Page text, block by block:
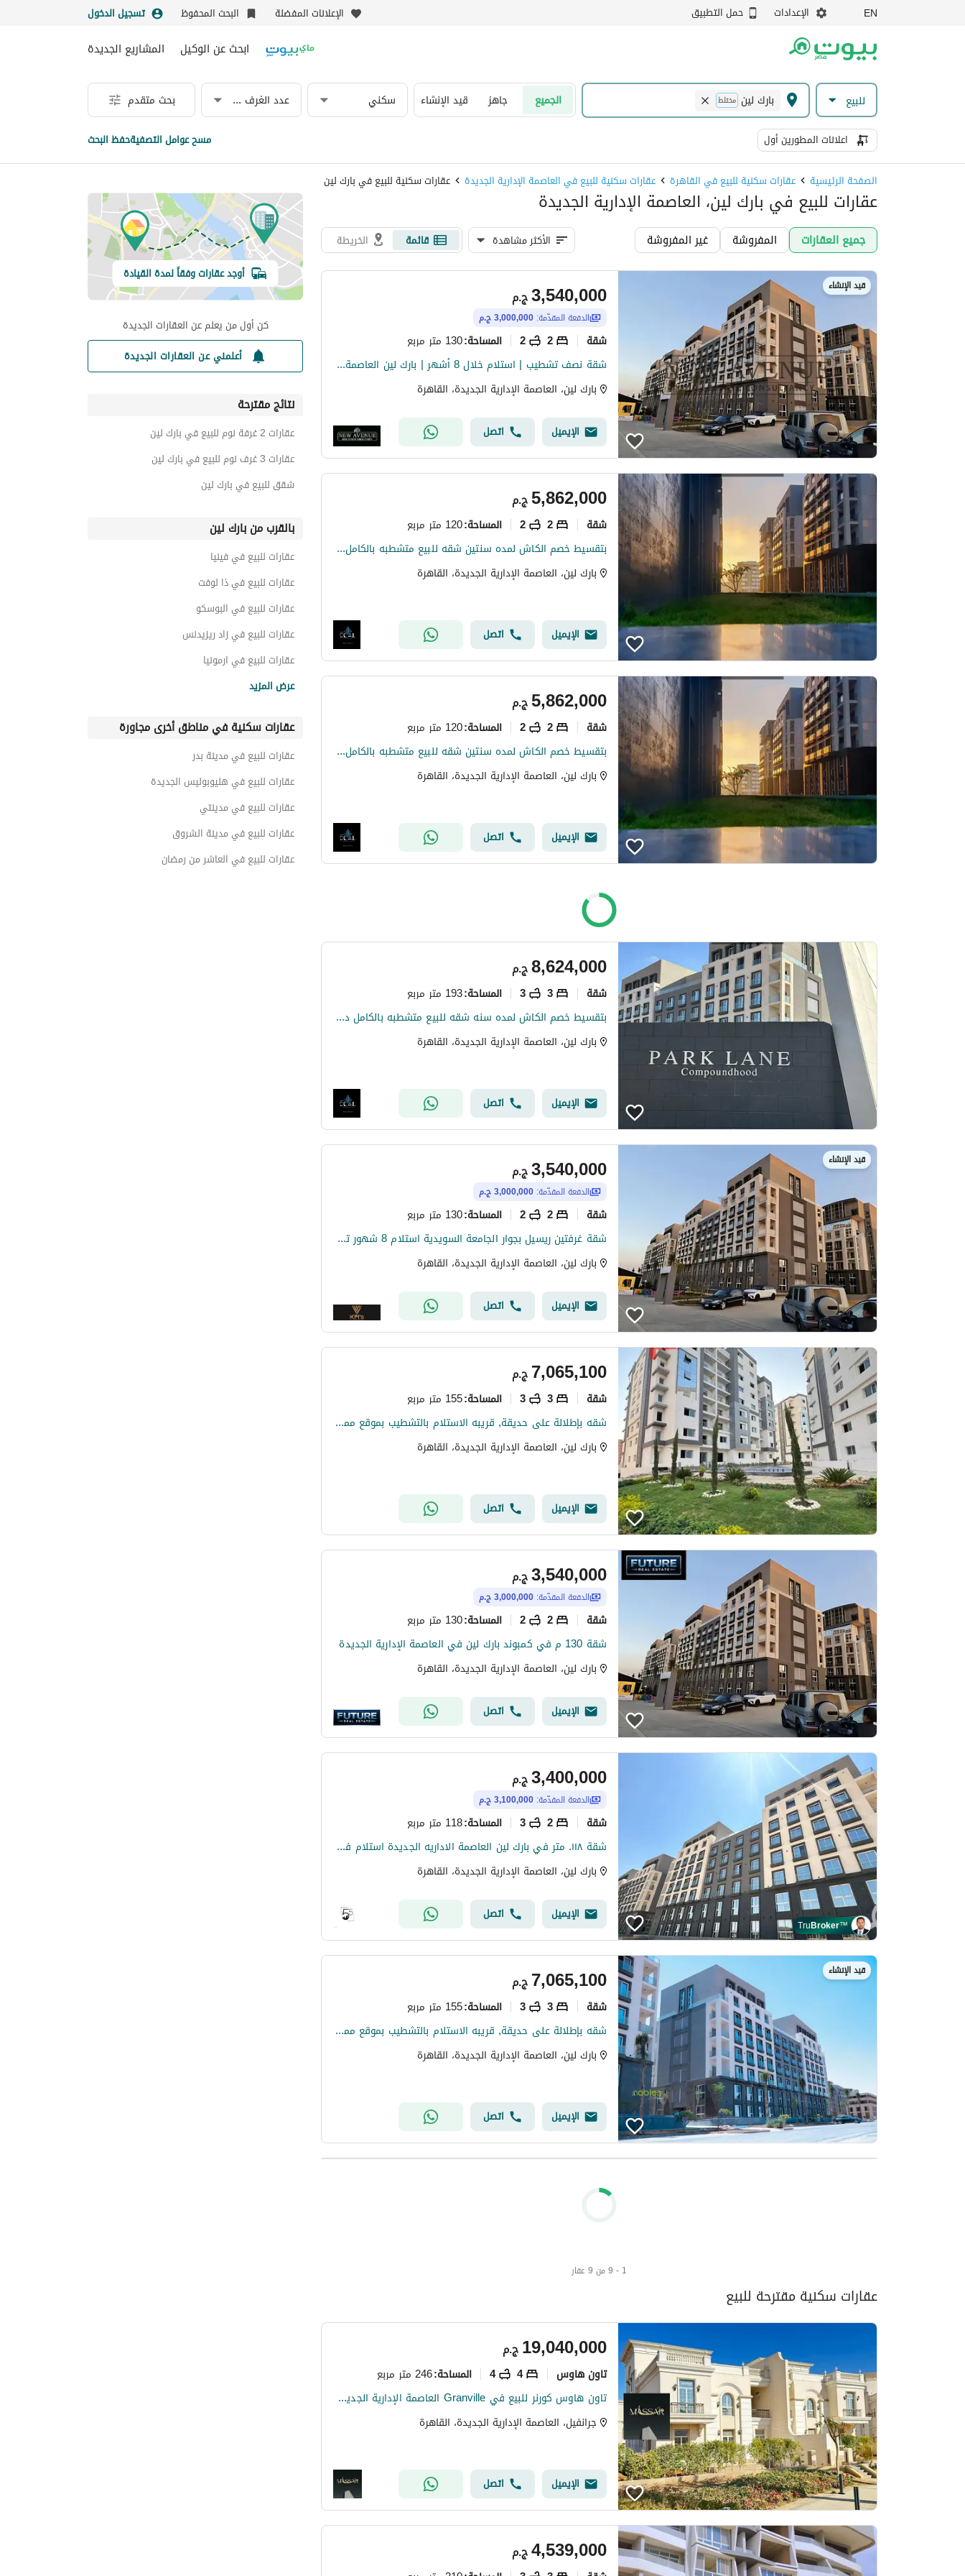
EN الإعدادات حمل التطبيق الإعلانات المفضلة البحث المحفوظ تسجيل الدخول
ابحث عن الوكيل المشاريع الجديدة
للبيع بارك لين مختلط الجميع جاهز قيد الإنشاء سكني عدد الغرف & الحمامات بحث متقدم
اعلانات المطورين أول مسح عوامل التصفيةحفظ البحث
الصفحة الرئيسية عقارات سكنية للبيع في القاهرة عقارات سكنية للبيع في العاصمة الإدارية الجديدة عقارات سكنية للبيع في بارك لين
عقارات للبيع في بارك لين، العاصمة الإدارية الجديدة
جميع العقارات المفروشة غير المفروشة الأكثر مشاهدة قائمة الخريطة
قيد الإنشاء
ج.م3,540,000
الدفعة المقدّمة: 3,000,000 ج.م
شقة 2
2 المساحة:130 متر مربع
شقة نصف تشطيب | استلام خلال 8 أشهر | بارك لين العاصمة - من تطوير شركه العتال جروب للتطوير العقاري Park lane, New Administrative Capital
بارك لين، العاصمة الإدارية الجديدة، القاهرة
الإيميل اتصل
ج.م5,862,000
شقة 2
2 المساحة:120 متر مربع
بتقسيط خصم الكاش لمده سنتين شقه للبيع متشطبه بالكامل دايركت على المحور المركزى بجانب الجامعه السويديه فى ال r7 فى العاصمه الاداريه الجديده
بارك لين، العاصمة الإدارية الجديدة، القاهرة
الإيميل اتصل
ج.م5,862,000
شقة 2
2 المساحة:120 متر مربع
بتقسيط خصم الكاش لمده سنتين شقه للبيع متشطبه بالكامل دايركت على المحور المركزى بجانب الجامعه السويديه فى ال r7 فى العاصمه الاداريه الجديده
بارك لين، العاصمة الإدارية الجديدة، القاهرة
الإيميل اتصل
ج.م8,624,000
شقة 3
3 المساحة:193 متر مربع
بتقسيط خصم الكاش لمده سنه شقه للبيع متشطبه بالكامل دايركت على المحور المركزى بجانب الجامعه السويديه فى ال r7 فى العاصمه الاداريه الجديده
بارك لين، العاصمة الإدارية الجديدة، القاهرة
الإيميل اتصل
قيد الإنشاء
ج.م3,540,000
الدفعة المقدّمة: 3,000,000 ج.م
شقة 2
2 المساحة:130 متر مربع
شقة غرفتين ريسيل بجوار الجامعة السويدية استلام 8 شهور تقسيط 5 سنين في مشروع بارك لين العاصمة الادارية
بارك لين، العاصمة الإدارية الجديدة، القاهرة
الإيميل اتصل
ج.م7,065,100
شقة 3
3 المساحة:155 متر مربع
شقه بإطلالة على حديقة, قريبه الاستلام بالتشطيب بموقع مميز قريب من محور محمد بن زايد في كمبوند بارك لين العاصمة الإدارية - Park Lane New Capital
بارك لين، العاصمة الإدارية الجديدة، القاهرة
الإيميل اتصل
ج.م3,540,000
الدفعة المقدّمة: 3,000,000 ج.م
شقة 2
2 المساحة:130 متر مربع
شقة 130 م في كمبوند بارك لين في العاصمة الإدارية الجديدة
بارك لين، العاصمة الإدارية الجديدة، القاهرة
الإيميل اتصل
TruBroker™
ج.م3,400,000
الدفعة المقدّمة: 3,100,000 ج.م
شقة 2
3 المساحة:118 متر مربع
شقة ١١٨. متر في بارك لين العاصمة الاداريه الجديدة استلام فوري للبيع بدفع مقدم و اقساط علي سنوات park lane New Capital
بارك لين، العاصمة الإدارية الجديدة، القاهرة
الإيميل اتصل
قيد الإنشاء
ج.م7,065,100
شقة 3
3 المساحة:155 متر مربع
شقه بإطلالة على حديقة, قريبه الاستلام بالتشطيب بموقع مميز قريب من محور محمد بن زايد في كمبوند بارك لين العاصمة الإدارية - Park Lane New Capital
بارك لين، العاصمة الإدارية الجديدة، القاهرة
الإيميل اتصل
1 - 9 من 9 عقار
عقارات سكنية مقترحة للبيع
ج.م19,040,000
تاون هاوس 4
4 المساحة:246 متر مربع
تاون هاوس كورنر للبيع في Granville العاصمة الإدارية الجديدة | 4 غرف + حديقة خاصة | R5 New Garden City
جرانفيل، العاصمة الإدارية الجديدة، القاهرة
الإيميل اتصل
ج.م4,539,000
أوجد عقارات وفقاً لمدة القيادة
كن أول من يعلم عن العقارات الجديدة
أعلمني عن العقارات الجديدة
نتائج مقترحة
عقارات 2 غرفة نوم للبيع في بارك لين
عقارات 3 غرف نوم للبيع في بارك لين
شقق للبيع في بارك لين
بالقرب من بارك لين
عقارات للبيع في فينيا
عقارات للبيع في ذا لوفت
عقارات للبيع في البوسكو
عقارات للبيع في زاد ريزيدنس
عقارات للبيع في ارمونيا
عقارات للبيع في سكاي كابيتال
عقارات للبيع في ار 7
عقارات للبيع في لوميا ريزيدنس
عرض المزيد
عقارات سكنية في مناطق أخرى مجاورة
عقارات للبيع في مدينة بدر
عقارات للبيع في هليوبوليس الجديدة
عقارات للبيع في مدينتي
عقارات للبيع في مدينة الشروق
عقارات للبيع في العاشر من رمضان